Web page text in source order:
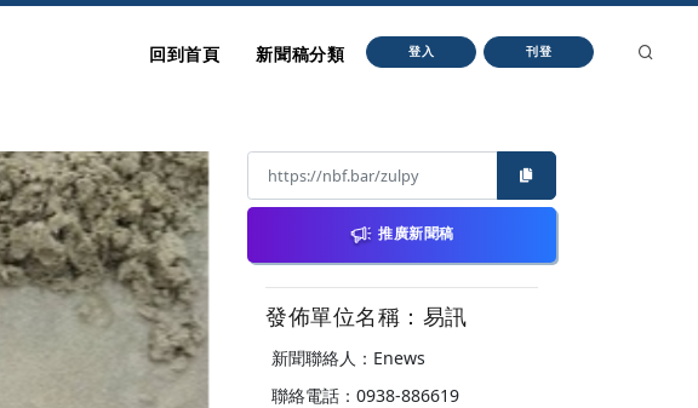
回到首頁 新聞稿分類 登入 刊登
推廣新聞稿
發佈單位名稱：易訊
新聞聯絡人：Enews
聯絡電話：0938-886619